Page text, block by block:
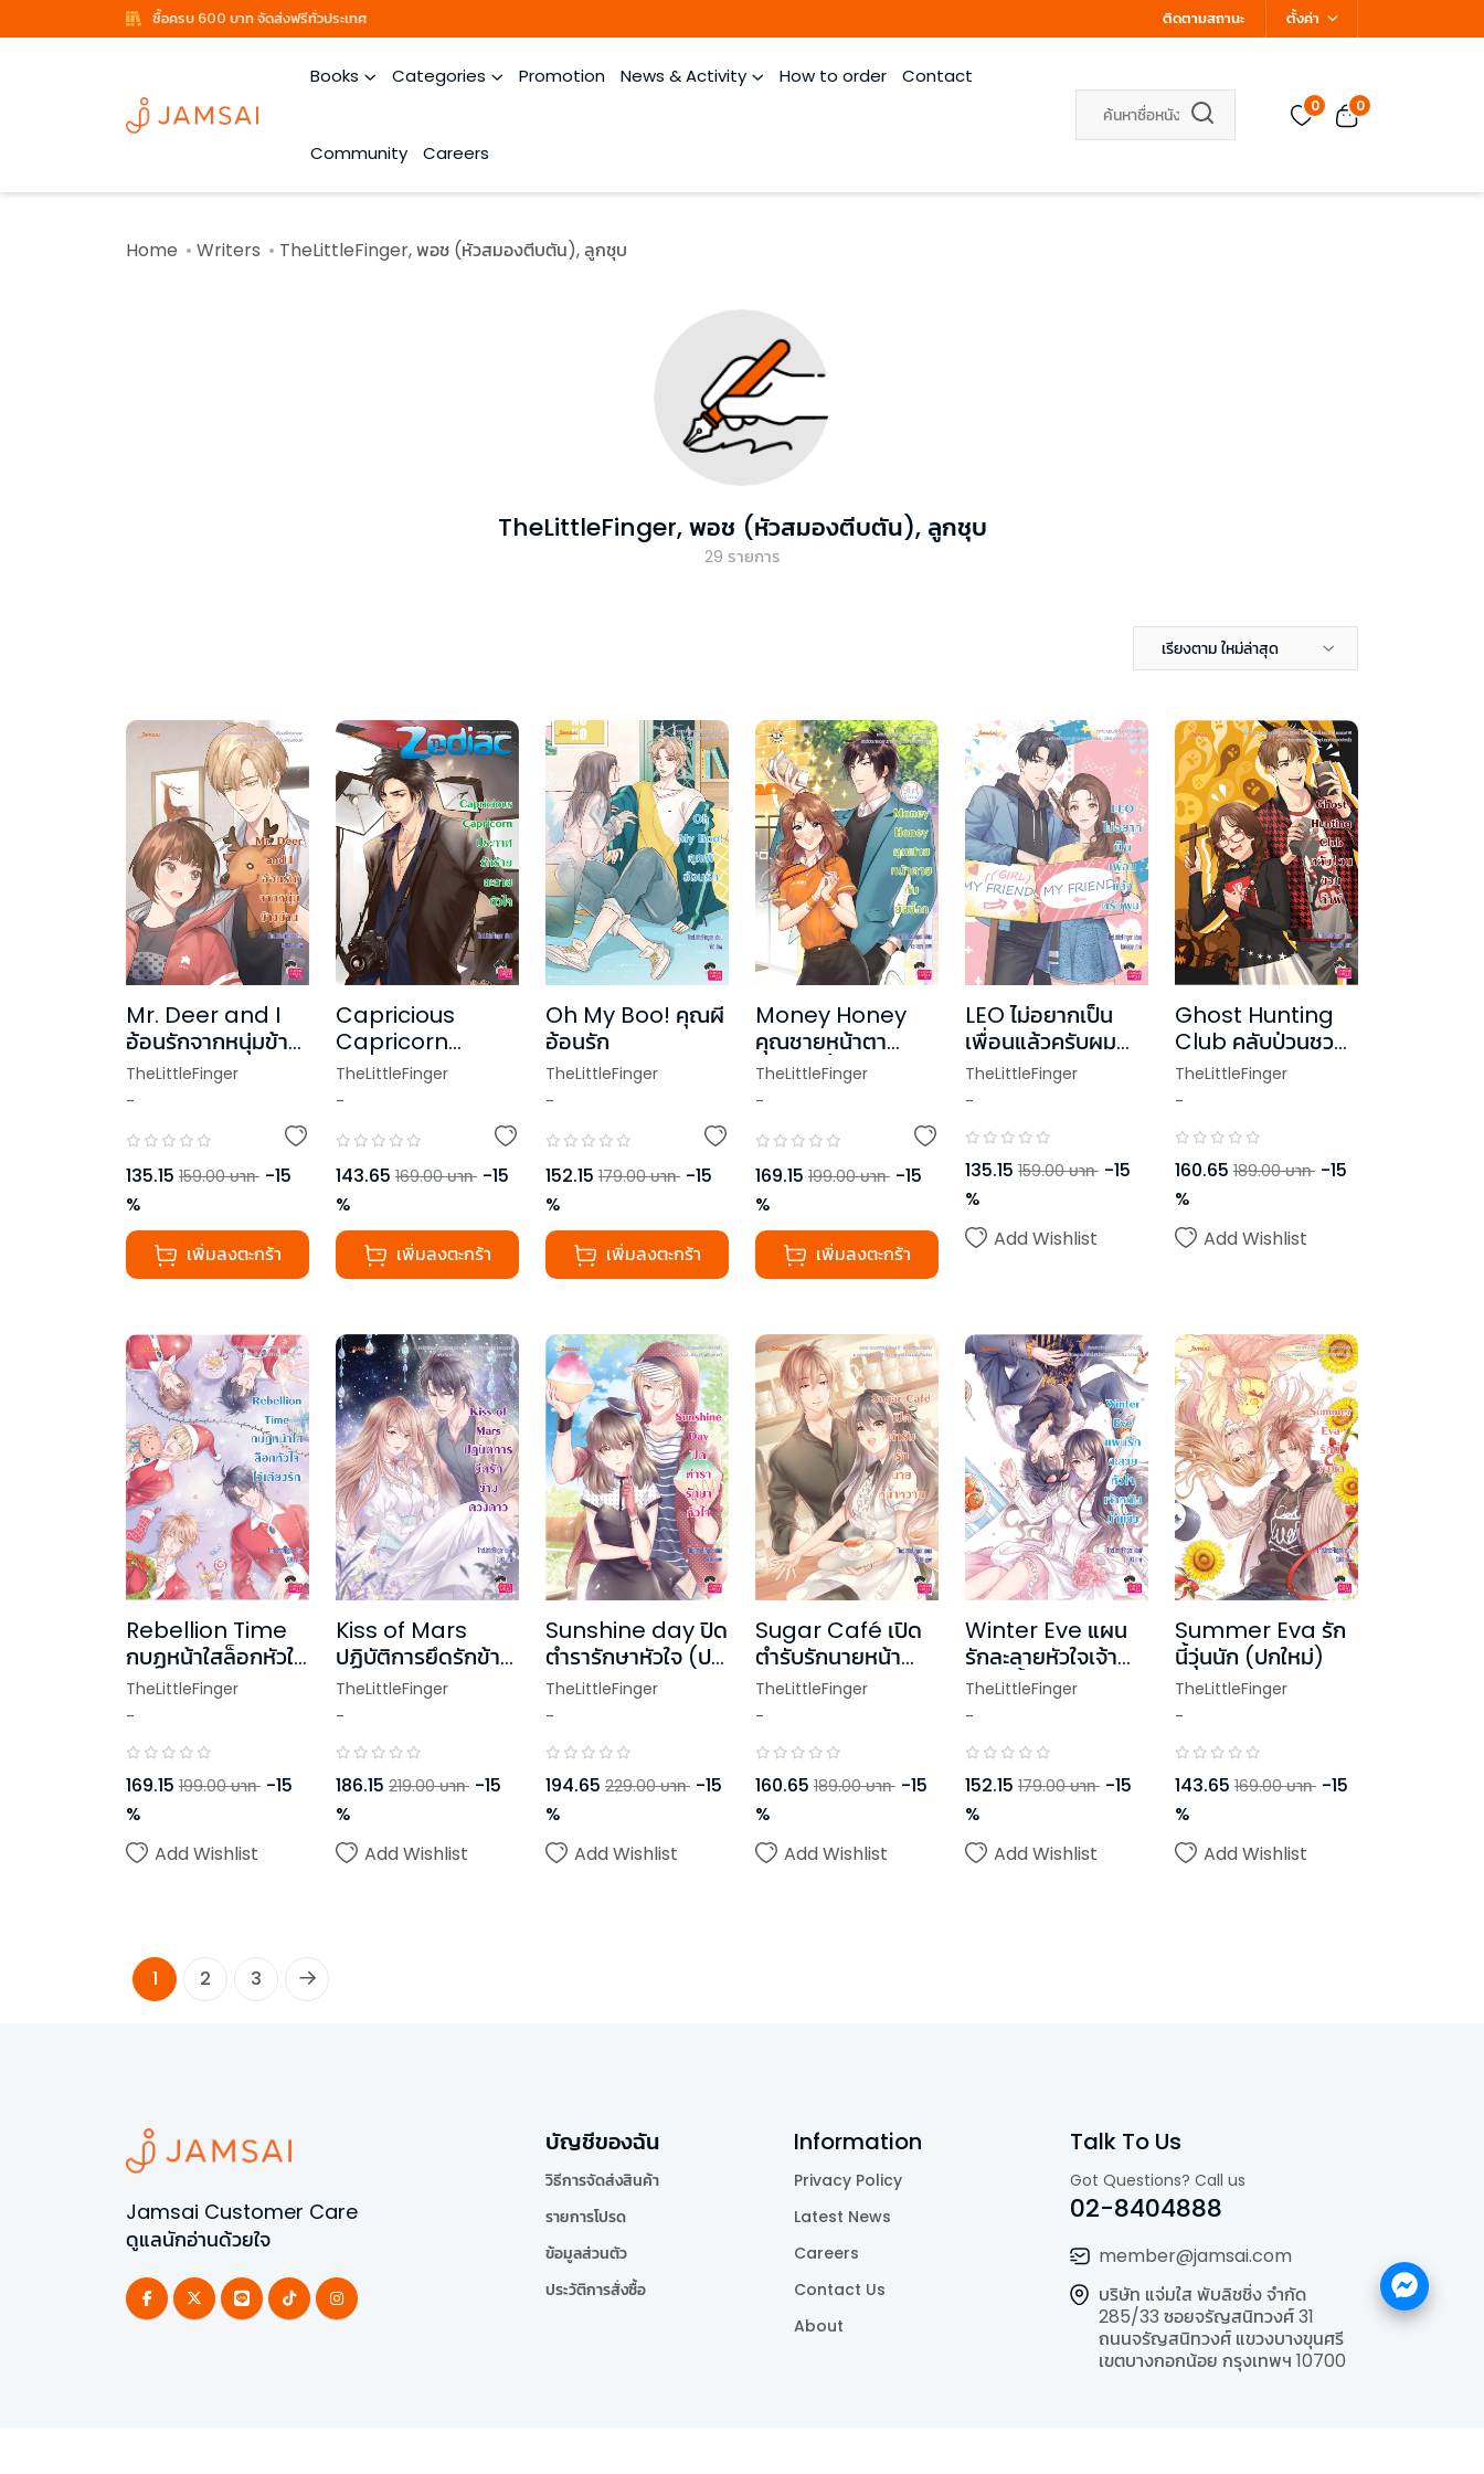
ซื้อครบ 600 บาท จัดส่งฟรีทั่วประเทศ ติดตามสถานะ ตั้งค่า
Books Categories Promotion News & Activity How to order Contact
Community Careers
0 0
Home Writers TheLittleFinger, พอช (หัวสมองตีบตัน), ลูกชุบ
TheLittleFinger, พอช (หัวสมองตีบตัน), ลูกชุบ
29 รายการ
เรียงตาม ใหม่ล่าสุด
Mr. Deer and I
อ้อนรักจากหนุ่มข้าง
บ้าน
TheLittleFinger
-
135.15 159.00 บาท -15
%
เพิ่มลงตะกร้า
Capricious
Capricorn
ประกาศรักร้ายละลาย
หัวใจ ชุด Prince of
TheLittleFinger
-
143.65 169.00 บาท -15
%
เพิ่มลงตะกร้า
Oh My Boo! คุณผี
อ้อนรัก
TheLittleFinger
-
152.15 179.00 บาท -15
%
เพิ่มลงตะกร้า
Money Honey
คุณชายหน้าตา
ยกับยัยขี้งก
TheLittleFinger
-
169.15 199.00 บาท -15
%
เพิ่มลงตะกร้า
LEO ไม่อยากเป็น
เพื่อนแล้วครับผม
ชุด Head U, Luv
You
TheLittleFinger
-
135.15 159.00 บาท -15
%
Add Wishlist
Ghost Hunting
Club คลับป่วนชวน
ล่าผี
TheLittleFinger
-
160.65 189.00 บาท -15
%
Add Wishlist
Rebellion Time
กบฏหน้าใสล็อกหัวใจ
ไว้เคียงรัก (ปกใหม่)
TheLittleFinger
-
169.15 199.00 บาท -15
%
Add Wishlist
Kiss of Mars
ปฏิบัติการยึดรักข้าม
ดวงดาว (ปกใหม่)
TheLittleFinger
-
186.15 219.00 บาท -15
%
Add Wishlist
Sunshine day ปิด
ตำรารักษาหัวใจ (ปก
ใหม่)
TheLittleFinger
-
194.65 229.00 บาท -15
%
Add Wishlist
Sugar Café เปิด
ตำรับรักนายหน้า
หวาน (ปกใหม่)
TheLittleFinger
-
160.65 189.00 บาท -15
%
Add Wishlist
Winter Eve แผน
รักละลายหัวใจเจ้า
หญิงน้ำแข็ง (ปก
ใหม่)
TheLittleFinger
-
152.15 179.00 บาท -15
%
Add Wishlist
Summer Eva รัก
นี้วุ่นนัก (ปกใหม่)
TheLittleFinger
-
143.65 169.00 บาท -15
%
Add Wishlist
1 2 3
Jamsai Customer Care
ดูแลนักอ่านด้วยใจ
บัญชีของฉัน
วิธีการจัดส่งสินค้า
รายการโปรด
ข้อมูลส่วนตัว
ประวัติการสั่งซื้อ
Information
Privacy Policy
Latest News
Careers
Contact Us
About
Talk To Us
Got Questions? Call us
02-8404888
member@jamsai.com
บริษัท แจ่มใส พับลิชชิ่ง จำกัด
285/33 ซอยจรัญสนิทวงศ์ 31
ถนนจรัญสนิทวงศ์ แขวงบางขุนศรี
เขตบางกอกน้อย กรุงเทพฯ 10700